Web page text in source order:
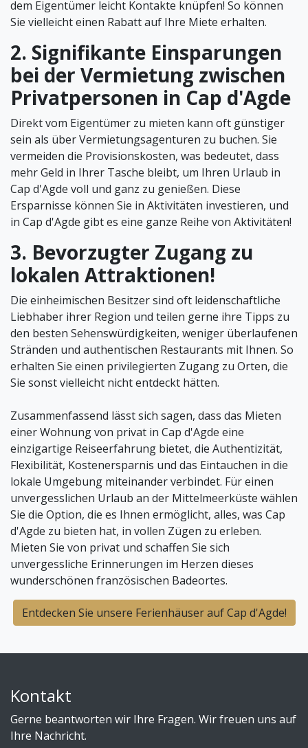
dem Eigentümer leicht Kontakte knüpfen! So können
Sie vielleicht einen Rabatt auf Ihre Miete erhalten.
2. Signifikante Einsparungen
bei der Vermietung zwischen
Privatpersonen in Cap d'Agde
Direkt vom Eigentümer zu mieten kann oft günstiger
sein als über Vermietungsagenturen zu buchen. Sie
vermeiden die Provisionskosten, was bedeutet, dass
mehr Geld in Ihrer Tasche bleibt, um Ihren Urlaub in
Cap d'Agde voll und ganz zu genießen. Diese
Ersparnisse können Sie in Aktivitäten investieren, und
in Cap d'Agde gibt es eine ganze Reihe von Aktivitäten!
3. Bevorzugter Zugang zu
lokalen Attraktionen!
Die einheimischen Besitzer sind oft leidenschaftliche
Liebhaber ihrer Region und teilen gerne ihre Tipps zu
den besten Sehenswürdigkeiten, weniger überlaufenen
Stränden und authentischen Restaurants mit Ihnen. So
erhalten Sie einen privilegierten Zugang zu Orten, die
Sie sonst vielleicht nicht entdeckt hätten.
Zusammenfassend lässt sich sagen, dass das Mieten
einer Wohnung von privat in Cap d'Agde eine
einzigartige Reiseerfahrung bietet, die Authentizität,
Flexibilität, Kostenersparnis und das Eintauchen in die
lokale Umgebung miteinander verbindet. Für einen
unvergesslichen Urlaub an der Mittelmeerküste wählen
Sie die Option, die es Ihnen ermöglicht, alles, was Cap
d'Agde zu bieten hat, in vollen Zügen zu erleben.
Mieten Sie von privat und schaffen Sie sich
unvergessliche Erinnerungen im Herzen dieses
wunderschönen französischen Badeortes.
Entdecken Sie unsere Ferienhäuser auf Cap d'Agde!
Kontakt
Gerne beantworten wir Ihre Fragen. Wir freuen uns auf
Ihre Nachricht.